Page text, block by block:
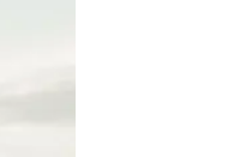
glisser.